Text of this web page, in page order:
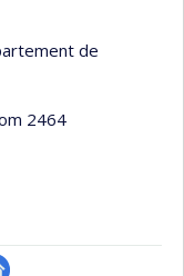
de
2464